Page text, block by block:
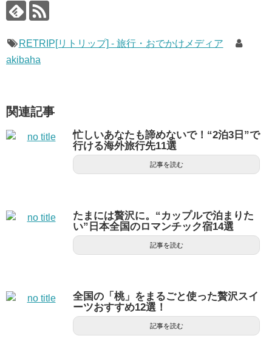
RETRIP[リトリップ] - 旅行・おでかけメディア
akibaha
関連記事
忙しいあなたも諦めないで！“2泊3日”で
行ける海外旅行先11選
記事を読む
たまには贅沢に。“カップルで泊まりた
い”日本全国のロマンチック宿14選
記事を読む
全国の「桃」をまるごと使った贅沢スイ
ーツおすすめ12選！
記事を読む